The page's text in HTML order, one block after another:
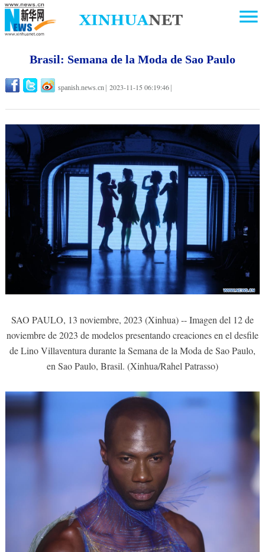
Brasil: Semana de la Moda de Sao Paulo
spanish.news.cn 2023-11-15 06:19:46
SAO PAULO, 13 noviembre, 2023 (Xinhua) -- Imagen del 12 de
noviembre de 2023 de modelos presentando creaciones en el desfile
de Lino Villaventura durante la Semana de la Moda de Sao Paulo,
en Sao Paulo, Brasil. (Xinhua/Rahel Patrasso)